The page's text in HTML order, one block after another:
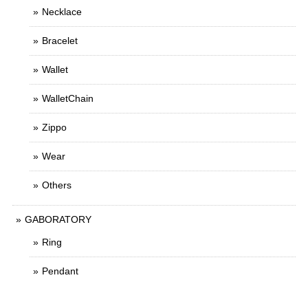
Necklace
Bracelet
Wallet
WalletChain
Zippo
Wear
Others
GABORATORY
Ring
Pendant